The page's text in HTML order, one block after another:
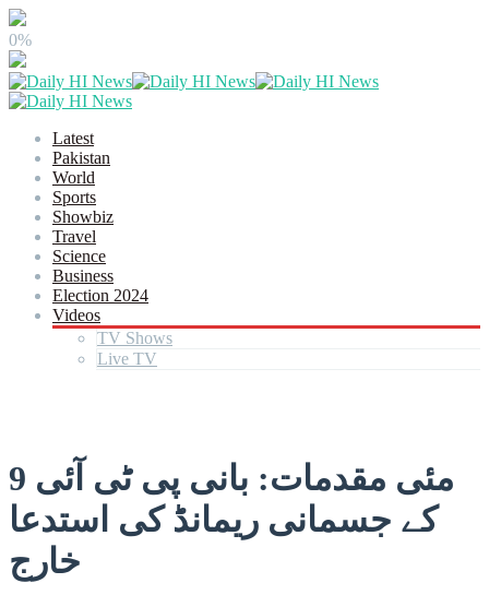
0%
Latest
Pakistan
World
Sports
Showbiz
Travel
Science
Business
Election 2024
Videos
TV Shows
Live TV
9 مئی مقدمات: بانی پی ٹی آئی
کے جسمانی ریمانڈ کی استدعا
خارج